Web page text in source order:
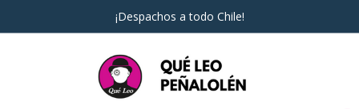
¡Despachos a todo Chile!